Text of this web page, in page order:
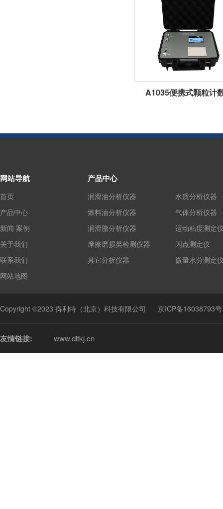
A1035便携式颗粒计
网站导航
首页
产品中心
新闻·案例
关于我们
联系我们
网站地图
产品中心
润滑油分析仪器
燃料油分析仪器
润滑脂分析仪器
摩擦磨损类检测仪器
其它分析仪器
水质分析仪器
气体分析仪器
运动粘度测定
闪点测定仪
微量水分测定
Copyright ©2023 得利特（北京）科技有限公司 京ICP备16038793号
友情链接: www.dltkj.cn